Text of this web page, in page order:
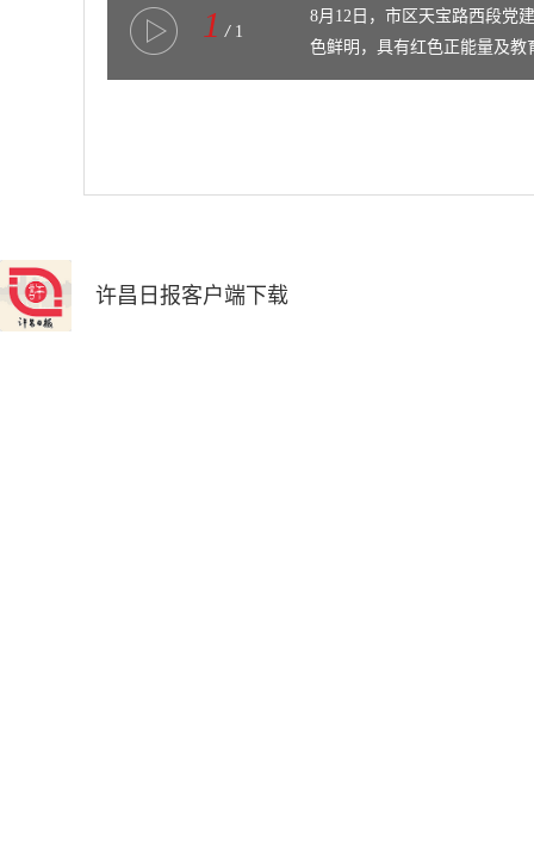
1 / 1
8月12日，市区天宝路西段党
色鲜明，具有红色正能量及教
许昌日报客户端下载